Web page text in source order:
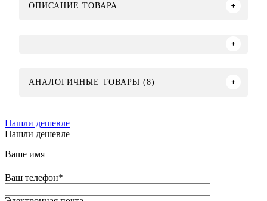
ОПИСАНИЕ ТОВАРА
АНАЛОГИЧНЫЕ ТОВАРЫ (8)
Нашли дешевле
Нашли дешевле
Ваше имя
Ваш телефон*